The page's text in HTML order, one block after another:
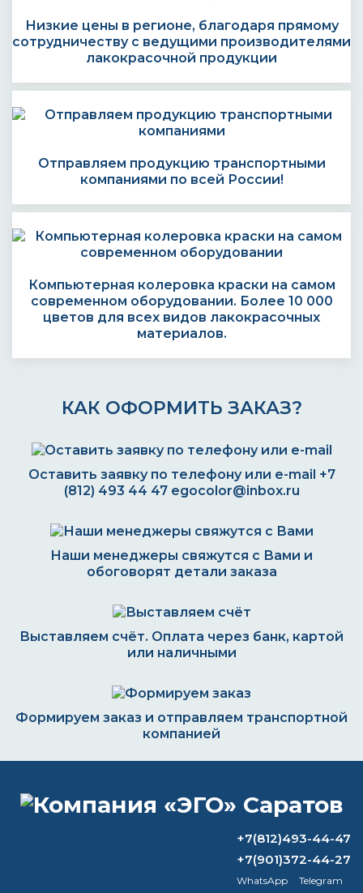
Низкие цены в регионе, благодаря прямому
сотрудничеству с ведущими производителями
лакокрасочной продукции
Отправляем продукцию транспортными
компаниями по всей России!
Компьютерная колеровка краски на самом
современном оборудовании. Более 10 000
цветов для всех видов лакокрасочных
материалов.
КАК ОФОРМИТЬ ЗАКАЗ?
Оставить заявку по телефону или e-mail +7
(812) 493 44 47 egocolor@inbox.ru
Наши менеджеры свяжутся с Вами и
обоговорят детали заказа
Выставляем счёт. Оплата через банк, картой
или наличными
Формируем заказ и отправляем транспортной
компанией
+7(812)493-44-47
+7(901)372-44-27
WhatsApp Telegram